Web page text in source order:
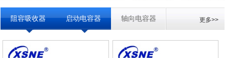
阻容吸收器 启动电容器 轴向电容器 更多>>